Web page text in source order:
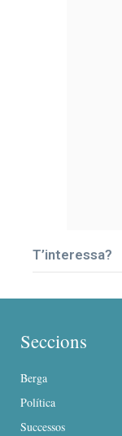
T’interessa?
Seccions
Berga
Política
Successos